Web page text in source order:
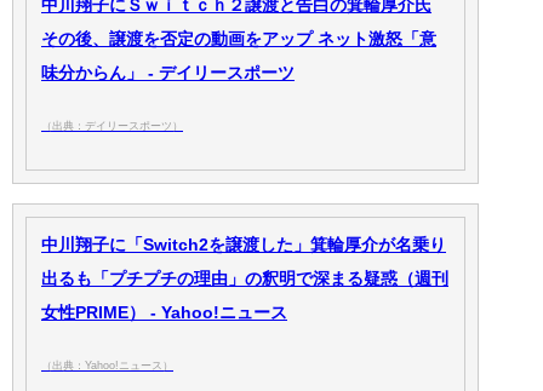
中川翔子にＳｗｉｔｃｈ２譲渡と告白の箕輪厚介氏
その後、譲渡を否定の動画をアップ ネット激怒「意
味分からん」 - デイリースポーツ
（出典：デイリースポーツ）
中川翔子に「Switch2を譲渡した」箕輪厚介が名乗り
出るも「プチプチの理由」の釈明で深まる疑惑（週刊
女性PRIME） - Yahoo!ニュース
（出典：Yahoo!ニュース）